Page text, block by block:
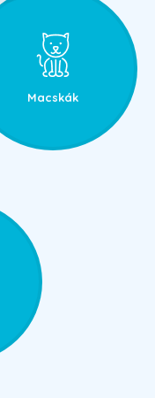
Macskák